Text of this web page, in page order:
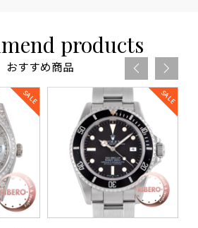
products
おすすめ商品